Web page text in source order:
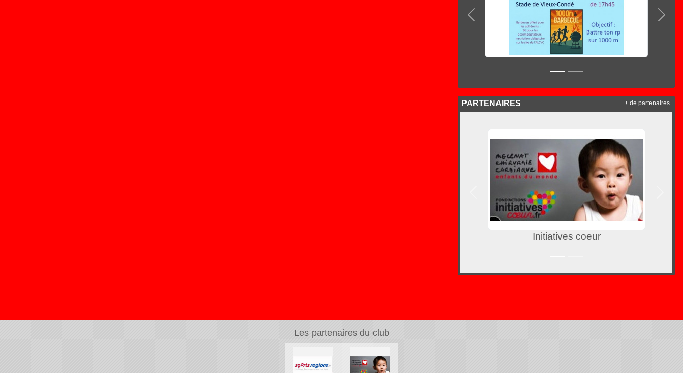
Précedent
PARTENAIRES
Initiatives coeur
Précedent
+ de partenaires
Les partenaires du club